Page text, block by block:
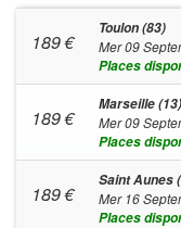
189€
Toulon (83)
Mer 09
Places
189€
Marseille (13)
Mer 09
Places
189€
Saint Aunes
Mer 16
Places